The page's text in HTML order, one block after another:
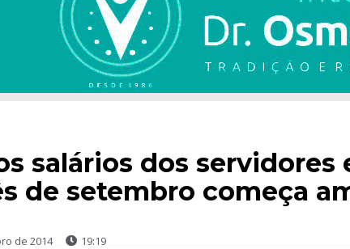
salários dos servidores
de setembro começa
de 2014 19:19